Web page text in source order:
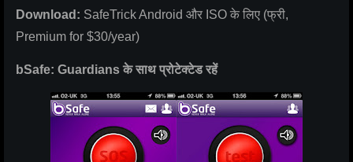
Download: SafeTrick Android और ISO के लिए (फ्री,
Premium for $30/year)
bSafe: Guardians के साथ प्रोटेक्टेड रहें